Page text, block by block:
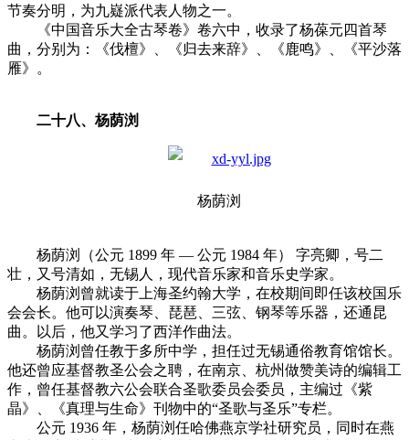
节奏分明，为九嶷派代表人物之一。
《中国音乐大全古琴卷》卷六中，收录了杨葆元四首琴
曲，分别为：《伐檀》、《归去来辞》、《鹿鸣》、《平沙落
雁》。
二十八、杨荫浏
杨荫浏
杨荫浏（公元 1899 年 — 公元 1984 年） 字亮卿，号二
壮，又号清如，无锡人，现代音乐家和音乐史学家。
杨荫浏曾就读于上海圣约翰大学，在校期间即任该校国乐
会会长。他可以演奏琴、琵琶、三弦、钢琴等乐器，还通昆
曲。以后，他又学习了西洋作曲法。
杨荫浏曾任教于多所中学，担任过无锡通俗教育馆馆长。
他还曾应基督教圣公会之聘，在南京、杭州做赞美诗的编辑工
作，曾任基督教六公会联合圣歌委员会委员，主编过《紫
晶》、《真理与生命》刊物中的“圣歌与圣乐”专栏。
公元 1936 年，杨荫浏任哈佛燕京学社研究员，同时在燕